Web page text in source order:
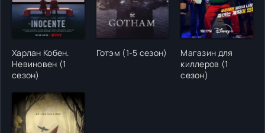
Харлан Кобен.
Невиновен (1
сезон)
Готэм (1-5 сезон)
Магазин для
киллеров (1
сезон)